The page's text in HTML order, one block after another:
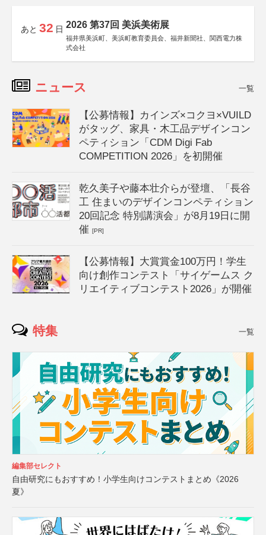
あと 32 日 2026 第37回 美浜美術展
福井県美浜町、美浜町教育委員会、福井新聞社、関西電力株
式会社
ニュース 一覧
【公募情報】カインズ×コクヨ×VUILD
がタッグ、家具・木工品デザインコン
ペティション「CDM Digi Fab
COMPETITION 2026」を初開催
乾久美子や藤本壮介らが登壇、「長谷
工 住まいのデザインコンペティション
20回記念 特別講演会」が8月19日に開
催[PR]
【公募情報】大賞賞金100万円！学生
向け創作コンテスト「サイゲームス ク
リエイティブコンテスト2026」が開催
特集 一覧
編集部セレクト
自由研究にもおすすめ！小学生向けコンテストまとめ《2026
夏》